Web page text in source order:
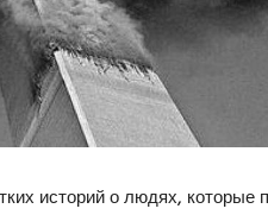
историй о людях, которые